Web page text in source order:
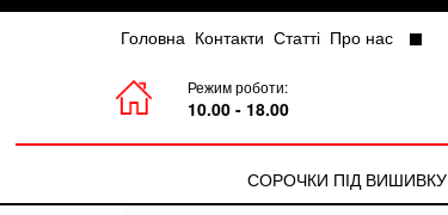
Головна Контакти Статті Про нас
Режим роботи:
10.00 - 18.00
СОРОЧКИ ПІД ВИШИВКУ